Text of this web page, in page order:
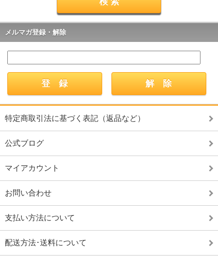
メルマガ登録・解除
特定商取引法に基づく表記（返品など）
公式ブログ
マイアカウント
お問い合わせ
支払い方法について
配送方法･送料について